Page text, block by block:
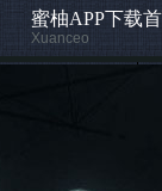
蜜柚APP下载
Xuanceo